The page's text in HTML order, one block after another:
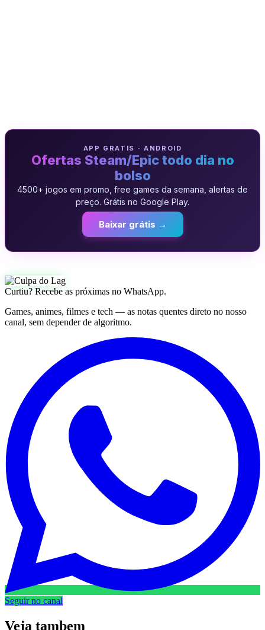
APP GRATIS · ANDROID
Ofertas Steam/Epic todo dia no
bolso
4500+ jogos em promo, free games da semana, alertas de
preço. Grátis no Google Play.
Baixar grátis →
Curtiu? Recebe as próximas no WhatsApp.
Games, animes, filmes e tech — as notas quentes direto no nosso
canal, sem depender de algoritmo.
Seguir no canal
Veja tambem